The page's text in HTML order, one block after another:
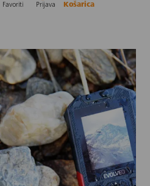
Favoriti Prijava Košarica